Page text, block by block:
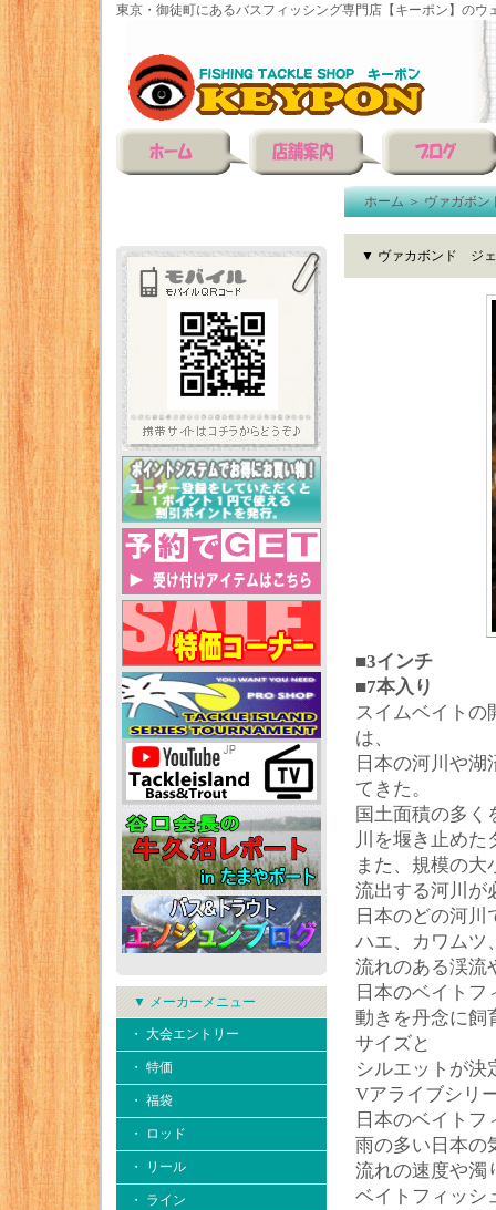
東京・御徒町にあるバスフィッシング専門店【キーポン】のウ
▼ メーカーメニュー
・ 大会エントリー
・ 特価
・ 福袋
・ ロッド
・ リール
・ ライン
ホーム＞ヴァガボン
▼ ヴァカボンド ジェ
■3インチ
■7本入り
スイムベイトの
は、
日本の河川や
てきた。
国土面積の多く
川を堰き止めた
また、規模の
流出する河川が
日本のどの河
ハエ、カワムツ
流れのある渓流
日本のベイト
動きを丹念に飼
サイズと
シルエットが決
Vアライブシリ
日本のベイト
雨の多い日本の
流れの速度や濁
ベイトフィッシ